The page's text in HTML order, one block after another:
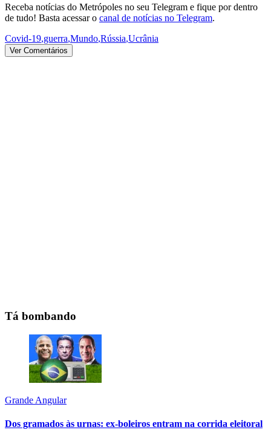
Receba notícias do Metrópoles no seu Telegram e fique por dentro
de tudo! Basta acessar o canal de notícias no Telegram.
Covid-19,guerra,Mundo,Rússia,Ucrânia
Ver Comentários
Tá bombando
Grande Angular
Dos gramados às urnas: ex-boleiros entram na corrida eleitoral